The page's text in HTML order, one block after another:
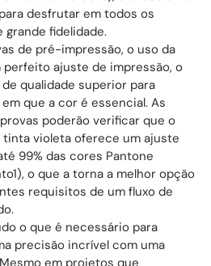
desfrutar em todos os
grande fidelidade.
de pré-impressão, o uso da
ajuste de impressão, o
qualidade superior para
que a cor é essencial. As
poderão verificar que o
violeta oferece um ajuste
99% das cores Pantone
o que a torna a melhor opção
requisitos de um fluxo de
o que é necessário para
precisão incrível com uma
em projetos que